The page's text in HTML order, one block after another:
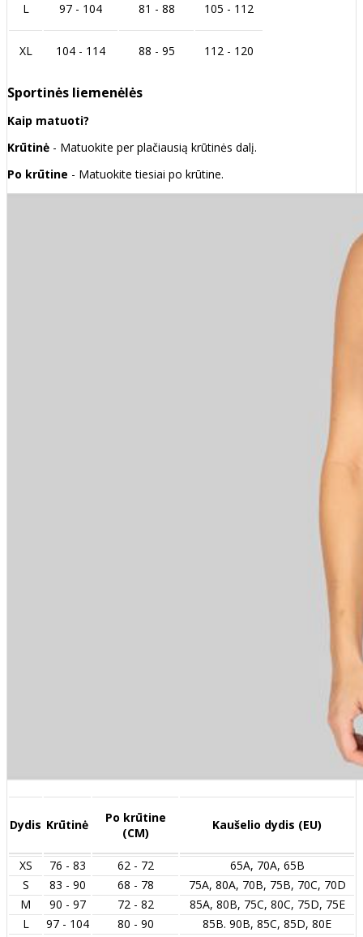
L 97 - 104 81 - 88 105 - 112
XL 104 - 114 88 - 95 112 - 120
Sportinės liemenėlės
Kaip matuoti?
Krūtinė - Matuokite per plačiausią krūtinės dalį.
Po krūtine - Matuokite tiesiai po krūtine.
Dydis Krūtinė
Po krūtine
(CM)
Kaušelio dydis (EU)
XS 76 - 83 62 - 72
65A, 70A, 65B
S
83 - 90 68 - 78
75A, 80A, 70B, 75B, 70C, 70D
M
90 - 97 72 - 82
85A, 80B, 75C, 80C, 75D, 75E
L
97 - 104 80 - 90
85B. 90B, 85C, 85D, 80E